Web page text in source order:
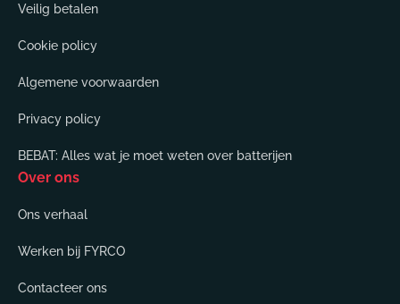
Veilig betalen
Cookie policy
Algemene voorwaarden
Privacy policy
BEBAT: Alles wat je moet weten over batterijen
Over ons
Ons verhaal
Werken bij FYRCO
Contacteer ons